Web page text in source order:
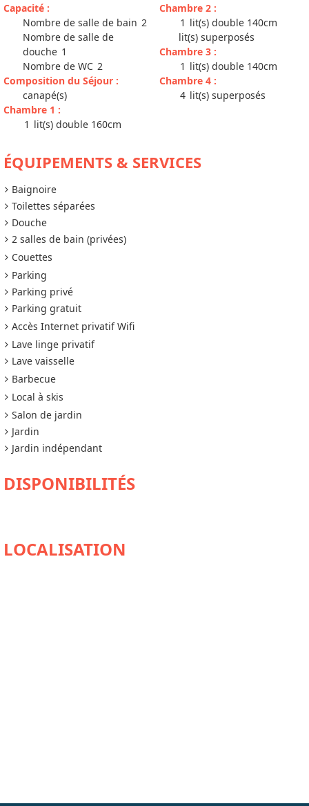
Capacité :
Nombre de salle de bain 2
Nombre de salle de
douche 1
Nombre de WC 2
Composition du Séjour :
canapé(s)
Chambre 1 :
1 lit(s) double 160cm
Chambre 2 :
1 lit(s) double 140cm
lit(s) superposés
Chambre 3 :
1 lit(s) double 140cm
Chambre 4 :
4 lit(s) superposés
ÉQUIPEMENTS & SERVICES
Baignoire
Toilettes séparées
Douche
2 salles de bain (privées)
Couettes
Parking
Parking privé
Parking gratuit
Accès Internet privatif Wifi
Lave linge privatif
Lave vaisselle
Barbecue
Local à skis
Salon de jardin
Jardin
Jardin indépendant
DISPONIBILITÉS